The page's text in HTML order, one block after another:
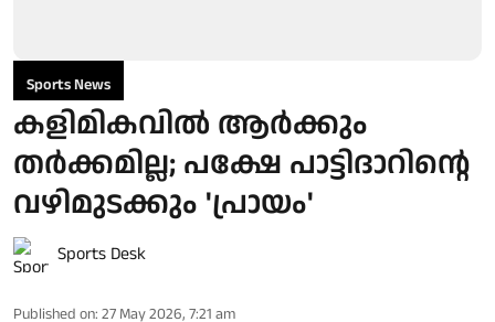
Sports News
കളിമികവിൽ ആർക്കും
തർക്കമില്ല; പക്ഷേ പാട്ടിദാറിന്റെ
വഴിമുടക്കും 'പ്രായം'
Sports Desk
Published on: 27 May 2026, 7:21 am